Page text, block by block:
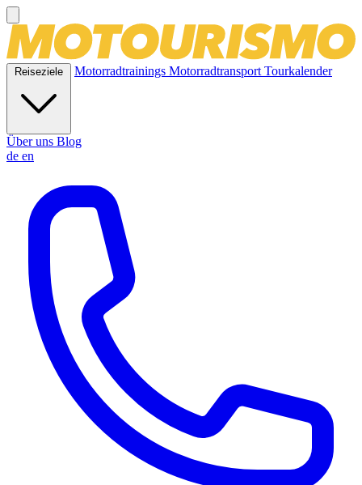
Reiseziele Motorradtrainings MotorradtransportTourkalender
Über uns Blog
de en